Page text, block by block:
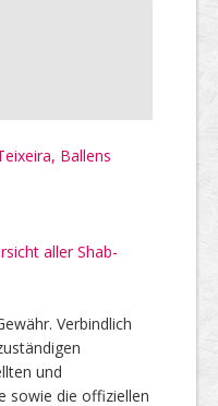
Ballens
aller Shab-
Verbindlich
und
sowie die offiziellen